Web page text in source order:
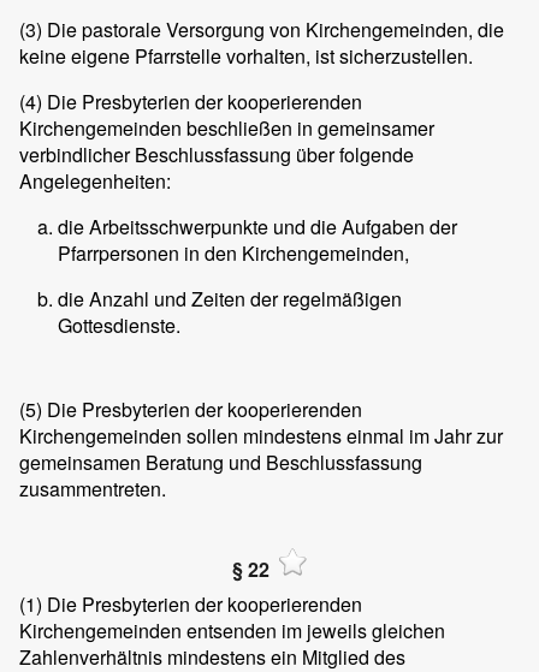
(3) Die pastorale Versorgung von Kirchengemeinden, die
keine eigene Pfarrstelle vorhalten, ist sicherzustellen.
(4) Die Presbyterien der kooperierenden
Kirchengemeinden beschließen in gemeinsamer
verbindlicher Beschlussfassung über folgende
Angelegenheiten:
die Arbeitsschwerpunkte und die Aufgaben der
Pfarrpersonen in den Kirchengemeinden,
die Anzahl und Zeiten der regelmäßigen
Gottesdienste.
(5) Die Presbyterien der kooperierenden
Kirchengemeinden sollen mindestens einmal im Jahr zur
gemeinsamen Beratung und Beschlussfassung
zusammentreten.
§ 22
(1) Die Presbyterien der kooperierenden
Kirchengemeinden entsenden im jeweils gleichen
Zahlenverhältnis mindestens ein Mitglied des